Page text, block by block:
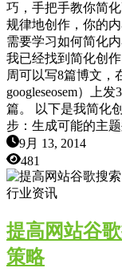
巧，手把手教你简
规律地创作，你的
需要学习如何简化
我已经找到简化创
周可以写8篇博文，
googleseosem）上
篇。 以下是我简化
步：生成可能的主
9月 13, 2014
481
行业资讯
提高网站谷
策略